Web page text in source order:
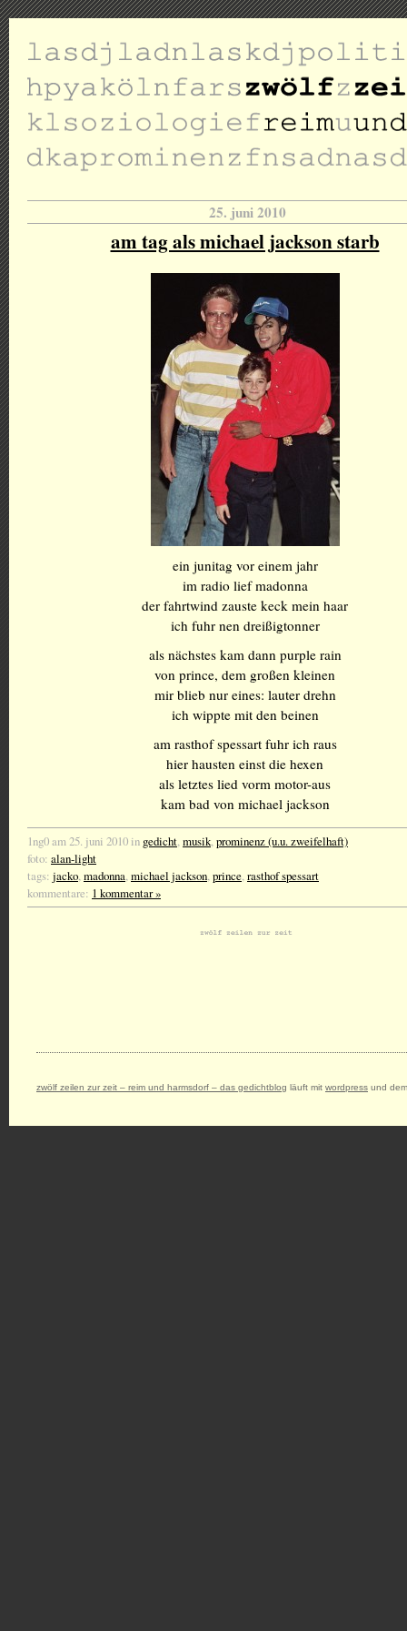
25. juni 2010
am tag als michael jackson starb
ein junitag vor einem jahr
im radio lief madonna
der fahrtwind zauste keck mein haar
ich fuhr nen dreißigtonner
als nächstes kam dann purple rain
von prince, dem großen kleinen
mir blieb nur eines: lauter drehn
ich wippte mit den beinen
am rasthof spessart fuhr ich raus
hier hausten einst die hexen
als letztes lied vorm motor-aus
kam bad von michael jackson
1ng0 am 25. juni 2010 in gedicht,musik,prominenz (u.u. zweifelhaft)
foto: alan-light
tags: jacko,madonna,michael jackson,prince,rasthof spessart
kommentare: 1 kommentar »
zwölf zeilen zur zeit – reim und harmsdorf – das gedichtblog läuft mit wordpress und